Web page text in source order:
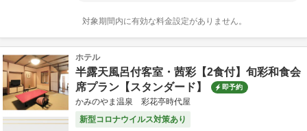
対象期間内に有効な料金設定がありません。
ホテル
半露天風呂付客室・茜彩【2食付】旬彩和食会
席プラン【スタンダード】
即予約
かみのやま温泉 彩花亭時代屋
新型コロナウイルス対策あり